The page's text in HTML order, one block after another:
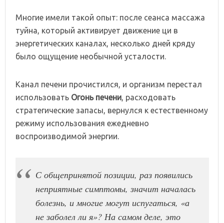
Многие имели такой опыт: после сеанса массажа
туйна, который активирует движение ци в
энергетических каналах, несколько дней кряду
было ощущение необычной усталости.
Канал печени прочистился, и организм перестал
использовать Огонь печени, расходовать
стратегические запасы, вернулся к естественному
режиму использования ежедневно
воспроизводимой энергии.
С общепринятой позиции, раз появились
неприятные симптомы, значит началась
болезнь, и многие могут испугаться, «а
не заболел ли я»? На самом деле, это